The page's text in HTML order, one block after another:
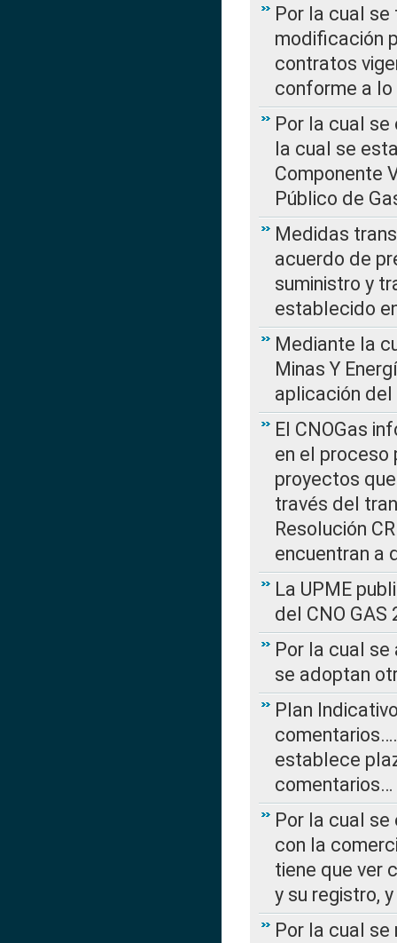
Por la cual
modificación
contratos
conforme a lo
Por la cual se
la cual se
Componente
Público de
Medidas
acuerdo de
suministro y
establecido
Mediante la
Minas Y
aplicación
El CNOGas
en el proceso
proyectos
través del
Resolución
encuentran a
La UPME
del CNO
Por la cual
se adoptan
Plan
establece
comentarios…
Por la cual
con la
tiene que ver
y su registro,
Por la cual